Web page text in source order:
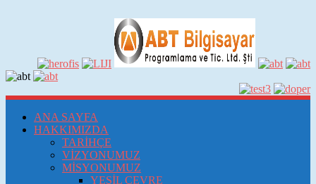
ANA SAYFA
HAKKIMIZDA
TARİHÇE
VİZYONUMUZ
MİSYONUMUZ
YEŞİL ÇEVRE